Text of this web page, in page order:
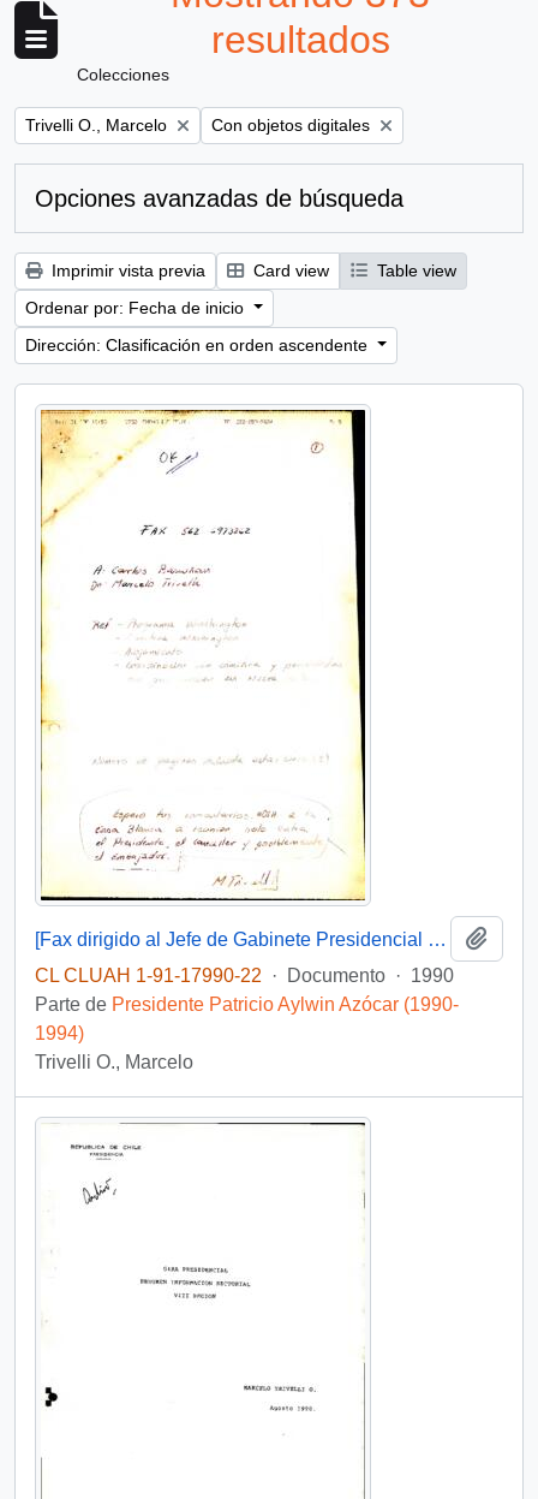
resultados
Colecciones
Remove filter:
Trivelli O., Marcelo Remove filter:
Con objetos digitales
Opciones avanzadas de búsqueda
Imprimir vista previa Card view
Table view
Ordenar por: Fecha de inicio
Dirección: Clasificación en orden ascendente
[Fax dirigido al Jefe de Gabinete Presidencial sobre programa y comitiva Washington]
CL CLUAH 1-91-17990-22
· Documento · 1990
Parte de Presidente Patricio Aylwin Azócar (1990-
1994)
Trivelli O., Marcelo